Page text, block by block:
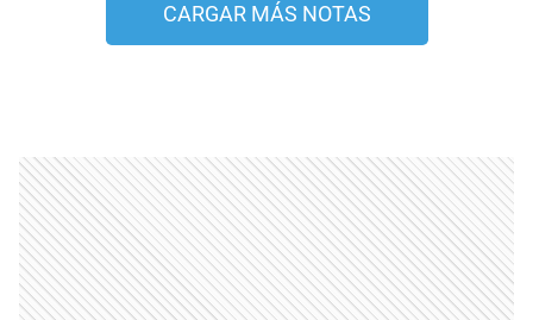
CARGAR MÁS NOTAS